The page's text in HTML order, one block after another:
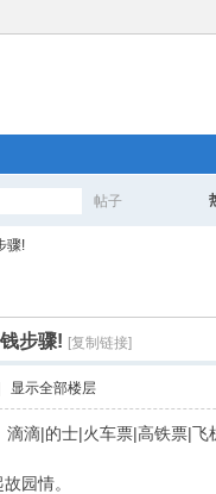
帖子
骤!
步骤! [复制链接]
显示全部楼层
滴|的士|火车票|高铁票|
园情。